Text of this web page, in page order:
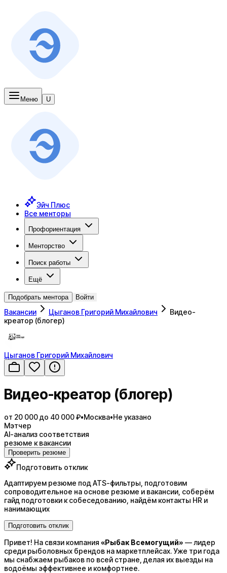
Меню U
Эйч Плюс
Все менторы
Профориентация
Менторство
Поиск работы
Ещё
Подобрать ментора Войти
Вакансии Цыганов Григорий Михайлович
Видео-
креатор (блогер)
Цыганов Григорий Михайлович
Видео-креатор (блогер)
от 20 000 до 40 000 ₽•Москва•Не указано
Мэтчер
AI-анализ соответствия
резюме к вакансии
Проверить резюме
Подготовить отклик
Адаптируем резюме под ATS-фильтры, подготовим
сопроводительное на основе резюме и вакансии, соберём
гайд подготовки к собеседованию, найдём контакты HR и
нанимающих
Подготовить отклик
Привет! На связи компания «Рыбак Всемогущий» — лидер
среди рыболовных брендов на маркетплейсах. Уже три года
мы снабжаем рыбаков по всей стране, делая их выезды на
водоёмы эффективнее и комфортнее.